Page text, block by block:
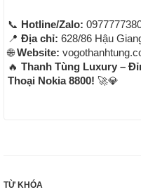
📞 Hotline/Zalo:
📍 Địa chỉ: 628/86 Hậu
🌐Website:
🔥 Thanh Tùng Luxury –
Thoại Nokia 8800! 🚀💎
TỪ KHÓA